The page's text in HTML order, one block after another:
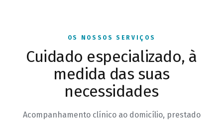
OS NOSSOS SERVIÇOS
Cuidado especializado, à
medida das suas
necessidades
Acompanhamento clínico ao domicílio, prestado